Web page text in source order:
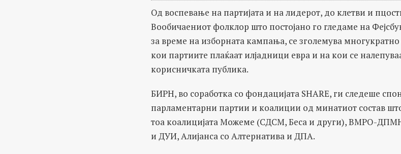
Од воспевање на партијата и на лидерот, до клетви и
Вообичаениот фолклор што постојано го гледаме на
за време на изборната кампања, се зголемува
кои партиите плаќаат илјадници евра и на кои се
корисничката публика.
БИРН, во соработка со фондацијата SHARE, ги следеше
парламентарни партии и коалиции од минатиот состав
тоа коалицијата Можеме (СДСМ, Беса и други), ВМРО-
и ДУИ, Алијанса со Алтернатива и ДПА.